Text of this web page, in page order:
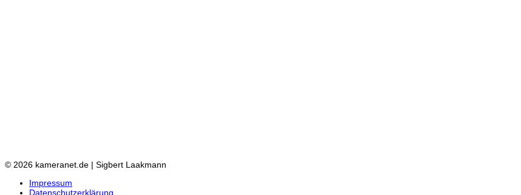
© 2026 kameranet.de | Sigbert Laakmann
Impressum
Datenschutzerklärung